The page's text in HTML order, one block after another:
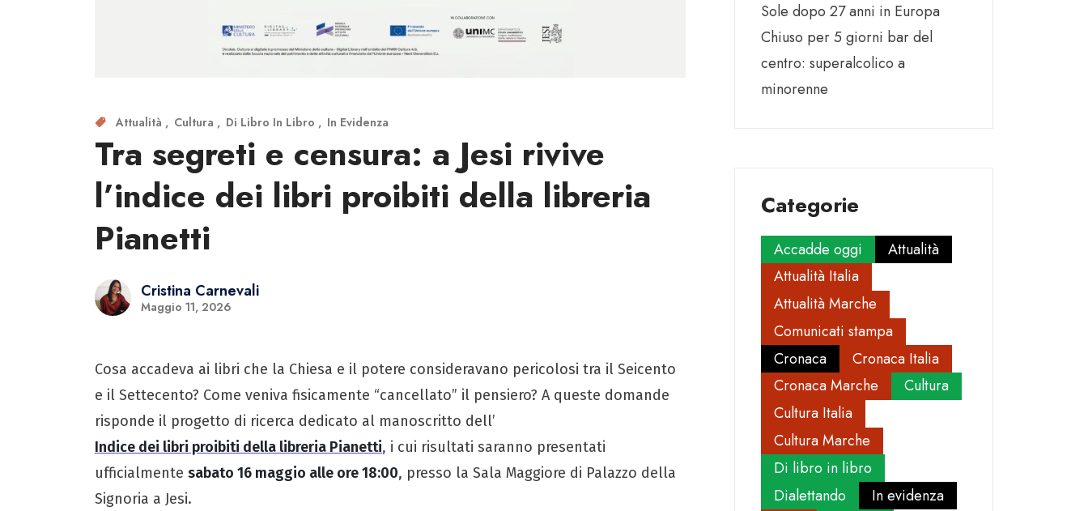
Attualità Cultura Di Libro In Libro In Evidenza
Tra segreti e censura: a Jesi rivive
l’indice dei libri proibiti della libreria
Pianetti
Cristina Carnevali
Maggio 11, 2026
Cosa accadeva ai libri che la Chiesa e il potere consideravano pericolosi tra il Seicento
e il Settecento? Come veniva fisicamente “cancellato” il pensiero? A queste domande
risponde il progetto di ricerca dedicato al manoscritto dell’
Indice dei libri proibiti della libreria Pianetti, i cui risultati saranno presentati
ufficialmente sabato 16 maggio alle ore 18:00, presso la Sala Maggiore di Palazzo della
Signoria a Jesi.
Sole dopo 27 anni in Europa
Chiuso per 5 giorni bar del
centro: superalcolico a
minorenne
Categorie
Accadde oggi
Attualità
Attualità Italia
Attualità Marche
Comunicati stampa
Cronaca
Cronaca Italia
Cronaca Marche
Cultura
Cultura Italia
Cultura Marche
Di libro in libro
Dialettando
In evidenza